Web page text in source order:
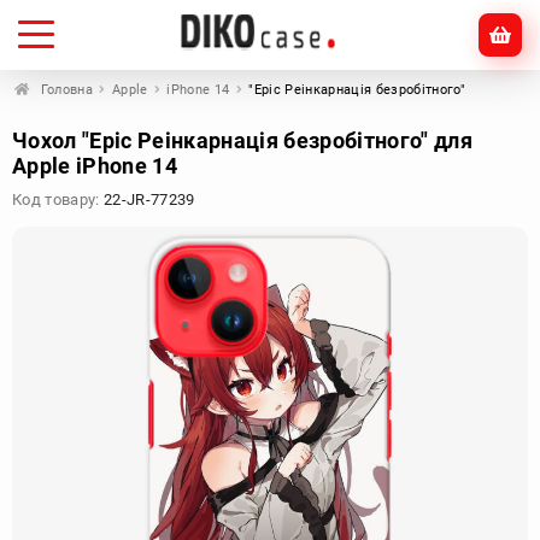
Головна Apple iPhone 14 "Еріс Реінкарнація безробітного"
Чохол "Еріс Реінкарнація безробітного" для
Apple iPhone 14
Код товару: 22-JR-77239